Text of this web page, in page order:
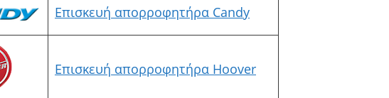
Επισκευή απορροφητήρα Candy
Επισκευή απορροφητήρα Hoover